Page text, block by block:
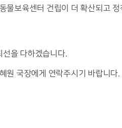
물보육센터 건립이 더 확산되고
선을 다하겠습니다.
원 국장에게 연락주시기 바랍니다.